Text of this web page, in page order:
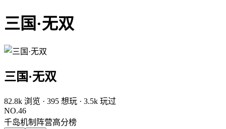
三国·无双
三国·无双
82.8k 浏览 · 395 想玩 · 3.5k 玩过
NO.46
千岛机制阵营高分榜